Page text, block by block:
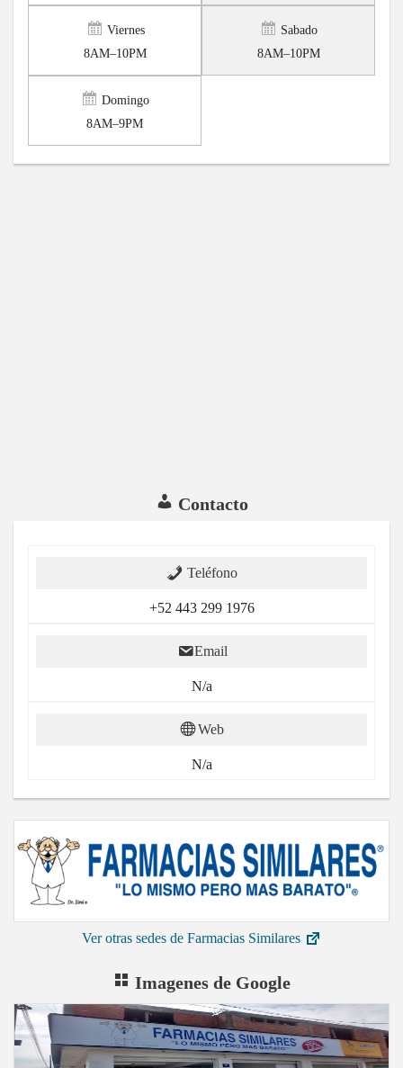
Viernes
8AM–10PM
Sabado
8AM–10PM
Domingo
8AM–9PM
Contacto
Teléfono
+52 443 299 1976
Email
N/a
Web
N/a
Ver otras sedes de Farmacias Similares
Imagenes de Google